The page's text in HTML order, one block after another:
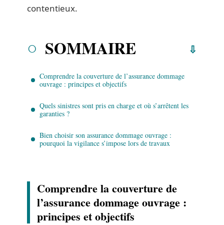
contentieux.
SOMMAIRE
Comprendre la couverture de l’assurance dommage
ouvrage : principes et objectifs
Quels sinistres sont pris en charge et où s’arrêtent les
garanties ?
Bien choisir son assurance dommage ouvrage :
pourquoi la vigilance s’impose lors de travaux
Comprendre la couverture de
l’assurance dommage ouvrage :
principes et objectifs